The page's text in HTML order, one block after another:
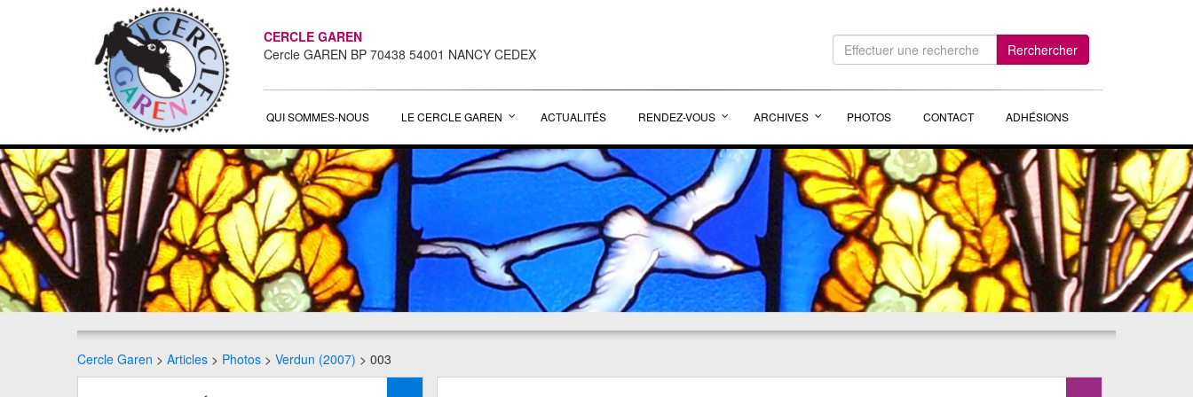
CERCLE GAREN
Cercle GAREN BP 70438 54001 NANCY CEDEX
Rerchercher
QUI SOMMES-NOUS LE CERCLE GAREN ACTUALITÉS RENDEZ-VOUS ARCHIVES PHOTOS CONTACT ADHÉSIONS
Cercle Garen > Articles > Photos > Verdun (2007) > 003